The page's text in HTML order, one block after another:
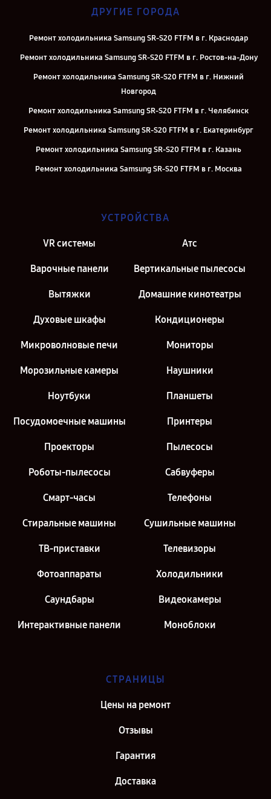
ДРУГИЕ ГОРОДА
Ремонт холодильника Samsung SR-S20 FTFM в г. Краснодар
Ремонт холодильника Samsung SR-S20 FTFM в г. Ростов-на-Дону
Ремонт холодильника Samsung SR-S20 FTFM в г. Нижний
Новгород
Ремонт холодильника Samsung SR-S20 FTFM в г. Челябинск
Ремонт холодильника Samsung SR-S20 FTFM в г. Екатеринбург
Ремонт холодильника Samsung SR-S20 FTFM в г. Казань
Ремонт холодильника Samsung SR-S20 FTFM в г. Москва
УСТРОЙСТВА
VR системы Атс
Варочные панели Вертикальные пылесосы
Вытяжки Домашние кинотеатры
Духовые шкафы Кондиционеры
Микроволновые печи Мониторы
Морозильные камеры Наушники
Ноутбуки Планшеты
Посудомоечные машины Принтеры
Проекторы Пылесосы
Роботы-пылесосы Сабвуферы
Смарт-часы Телефоны
Стиральные машины Сушильные машины
ТВ-приставки Телевизоры
Фотоаппараты Холодильники
Саундбары Видеокамеры
Интерактивные панели Моноблоки
СТРАНИЦЫ
Цены на ремонт
Отзывы
Гарантия
Доставка